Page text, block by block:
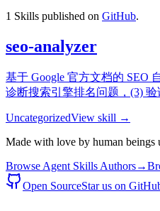
1 Skills published on GitHub.
seo-analyzer
基于 Google 官方文档的 SEO
诊断搜索引擎排名问题，(3) 验
UncategorizedView skill →
Made with love by human beings
Browse Agent Skills Authors→
Open SourceStar us on